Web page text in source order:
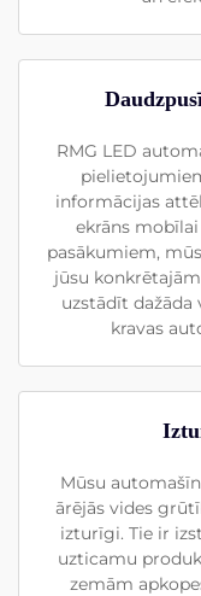
RMG LED
informācijas
ekrāns
pasākumiem,
jūsu
uzstādīt dažāda
kravas
Mūsu
ārējās vides
izturīgi. Tie ir
uzticamu
zemām